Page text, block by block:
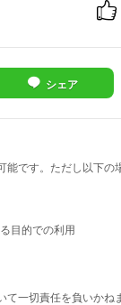
シェア
能です。ただし以下の
目的での利用
て一切責任を負いかね